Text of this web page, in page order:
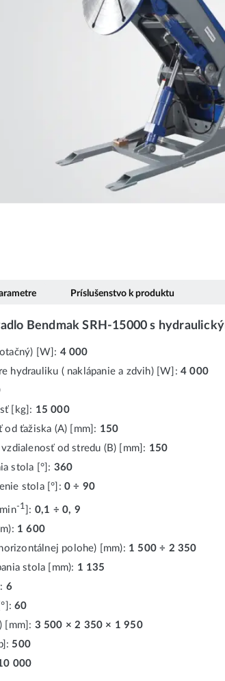
Príslušenstvo k produktu
Bendmak SRH-15000 s
[W]: 4 000
hydrauliku ( naklápanie a zdvih) [W]: 4 000
[kg]: 15 000
od ťažiska (A) [mm]: 150
od stredu (B) [mm]: 150
stola [°]: 360
stola [°]: 0 ÷ 90
-1 ]: 0,1 ÷ 0, 9
1 600
polohe) [mm): 1 500 ÷ 2 350
stola [mm): 1 135
6
60
[mm]: 3 500 × 2 350 × 1 950
500
000